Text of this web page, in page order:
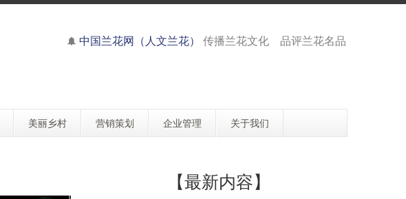
中国兰花网（人文兰花） 传播兰花文化 品评兰花名品
美丽乡村 营销策划 企业管理 关于我们
【最新内容】